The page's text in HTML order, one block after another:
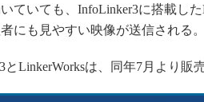
新型コロナへの対応
ていても、InfoLinker3に搭載した
にも見やすい映像が送信される。
LinkerWorksは、同年7月より販